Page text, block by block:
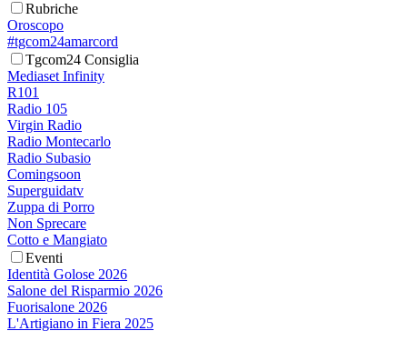
Rubriche
Oroscopo
#tgcom24amarcord
Tgcom24 Consiglia
Mediaset Infinity
R101
Radio 105
Virgin Radio
Radio Montecarlo
Radio Subasio
Comingsoon
Superguidatv
Zuppa di Porro
Non Sprecare
Cotto e Mangiato
Eventi
Identità Golose 2026
Salone del Risparmio 2026
Fuorisalone 2026
L'Artigiano in Fiera 2025